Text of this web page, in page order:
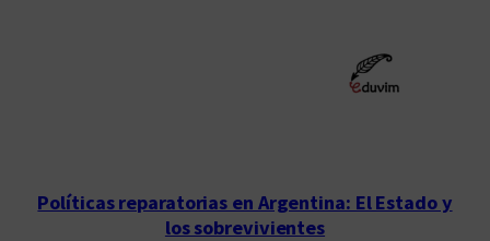
Políticas reparatorias en Argentina: El Estado y
los sobrevivientes